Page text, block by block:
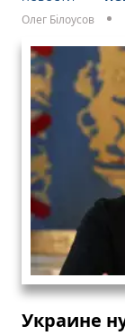
Олег Білоусов
Украине